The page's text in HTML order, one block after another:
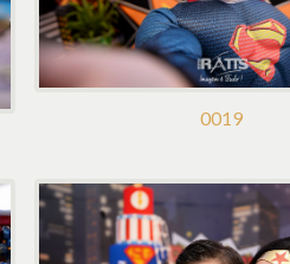
0019